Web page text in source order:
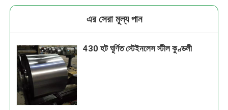
এর সেরা মূল্য পান
430 হট ঘূর্ণিত স্টেইনলেস স্টীল কুণ্ডলী